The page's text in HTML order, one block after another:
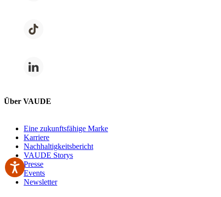
Über VAUDE
Eine zukunftsfähige Marke
Karriere
Nachhaltigkeitsbericht
VAUDE Storys
Presse
Events
Newsletter